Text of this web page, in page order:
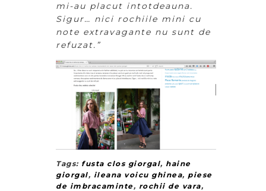
mi-au placut intotdeauna.
Sigur… nici rochiile mini cu
note extravagante nu sunt de
refuzat.”
Tags: fusta clos giorgal, haine
giorgal, ileana voicu ghinea, piese
de imbracaminte, rochii de vara,